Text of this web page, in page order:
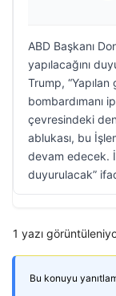
ABD Başkanı
yapılacağını
Trump,
bombardımanı
çevresindeki
ablukası, bu
devam edecek.
duyurulacak”
1 yazı
Bu konuyu